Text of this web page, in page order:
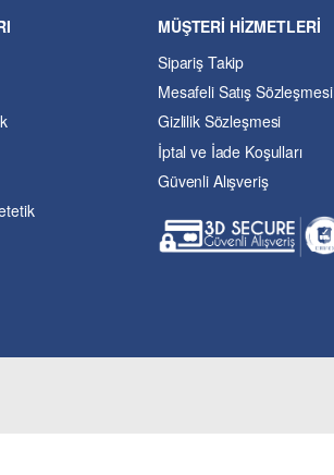
MÜŞTERİ HİZMETLERİ
Sipariş Takip
Mesafeli Satış Sözleşmesi
Gizlilik Sözleşmesi
İptal ve İade Koşulları
Güvenli Alışveriş